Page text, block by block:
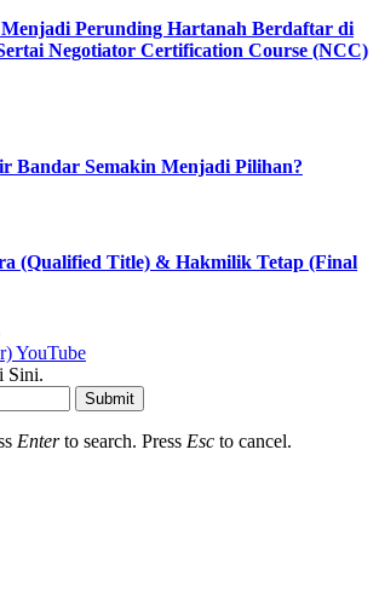
Perunding Hartanah Berdaftar di
Negotiator Certification Course (NCC)
Bandar Semakin Menjadi Pilihan?
(Qualified Title) & Hakmilik Tetap (Final
YouTube
Sini.
Submit
Enterto search. Press Esc to cancel.